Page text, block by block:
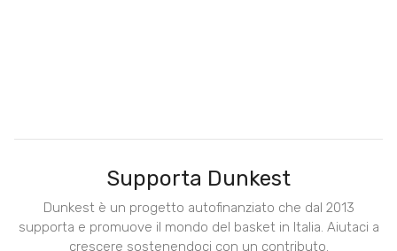
Supporta Dunkest
Dunkest è un progetto autofinanziato che dal 2013
supporta e promuove il mondo del basket in Italia. Aiutaci a
crescere sostenendoci con un contributo.